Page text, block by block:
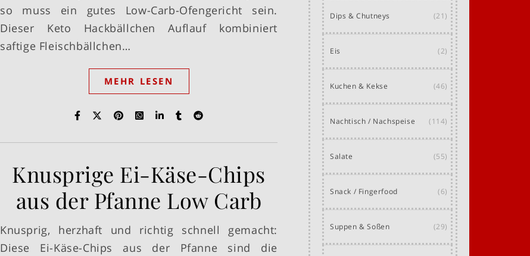
so muss ein gutes Low-Carb-Ofengericht sein.
Dieser Keto Hackbällchen Auflauf kombiniert
saftige Fleischbällchen…
MEHR LESEN
Knusprige Ei-Käse-Chips
aus der Pfanne Low Carb
Knusprig, herzhaft und richtig schnell gemacht:
Diese Ei-Käse-Chips aus der Pfanne sind die
Dips & Chutneys (21)
Eis (2)
Kuchen & Kekse (46)
Nachtisch / Nachspeise (114)
Salate (55)
Snack / Fingerfood (6)
Suppen & Soßen (29)